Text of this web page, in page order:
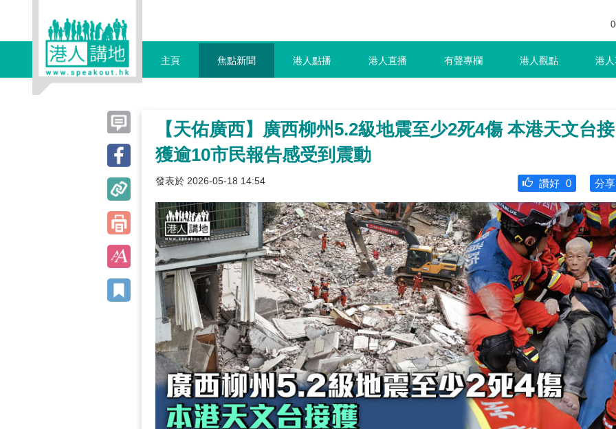
主頁 焦點新聞 港人點播 港人直播 有聲專欄 港人觀點 港
【天佑廣西】廣西柳州5.2級地震至少2死4傷 本港天文台接
獲逾10市民報告感受到震動
發表於 2026-05-18 14:54 分享
讚好 0